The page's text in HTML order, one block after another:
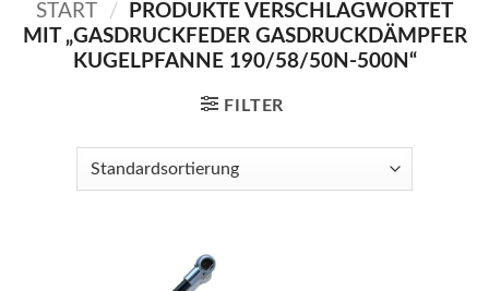
START /
PRODUKTE VERSCHLAGWORTET
MIT „GASDRUCKFEDER GASDRUCKDÄMPFER
KUGELPFANNE 190/58/50N-500N“
FILTER